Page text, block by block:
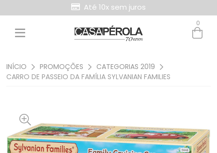
Entre com email ou cpf/cnpj
Até 10x sem juros
0
INÍCIO PROMOÇÕES
CATEGORIAS 2019
CARRO DE PASSEIO DA FAMÍLIA SYLVANIAN FAMILIES